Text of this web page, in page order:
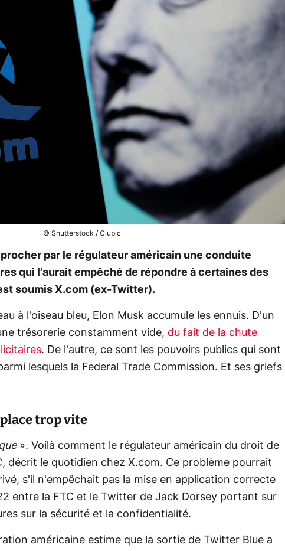
© Shutterstock / Clubic
par le régulateur américain une conduite
qui l'aurait empêché de répondre à certaines des
soumis X.com (ex-Twitter).
à l'oiseau bleu, Elon Musk accumule les ennuis. D'un
trésorerie constamment vide, du fait de la chute
. De l'autre, ce sont les pouvoirs publics qui sont
lesquels la Federal Trade Commission. Et ses griefs
trop vite
». Voilà comment le régulateur américain du droit de
décrit le quotidien chez X.com. Ce problème pourrait
s'il n'empêchait pas la mise en application correcte
entre la FTC et le Twitter de Jack Dorsey portant sur
sur la sécurité et la confidentialité.
américaine estime que la sortie de Twitter Blue a